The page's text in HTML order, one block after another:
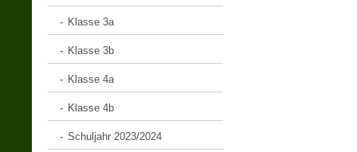
Klasse 3a
Klasse 3b
Klasse 4a
Klasse 4b
Schuljahr 2023/2024